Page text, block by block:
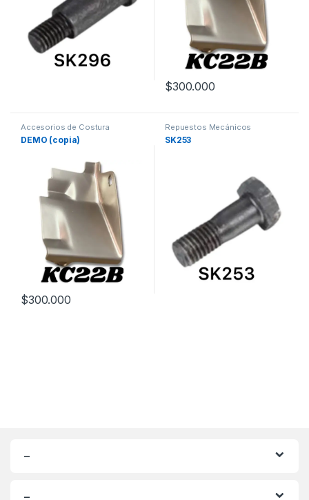
$300.000
Accesorios de Costura
Maquinas de coser
DEMO (copia)
$300.000
Repuestos Mecánicos
SK253
–
–